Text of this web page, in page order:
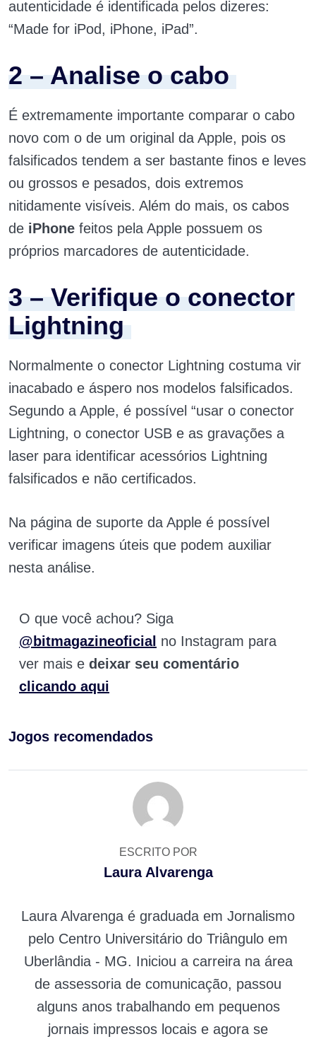
autenticidade é identificada pelos dizeres:
“Made for iPod, iPhone, iPad”.
2 – Analise o cabo
É extremamente importante comparar o cabo
novo com o de um original da Apple, pois os
falsificados tendem a ser bastante finos e leves
ou grossos e pesados, dois extremos
nitidamente visíveis. Além do mais, os cabos
de iPhone feitos pela Apple possuem os
próprios marcadores de autenticidade.
3 – Verifique o conector
Lightning
Normalmente o conector Lightning costuma vir
inacabado e áspero nos modelos falsificados.
Segundo a Apple, é possível “usar o conector
Lightning, o conector USB e as gravações a
laser para identificar acessórios Lightning
falsificados e não certificados.
Na página de suporte da Apple é possível
verificar imagens úteis que podem auxiliar
nesta análise.
O que você achou? Siga
@bitmagazineoficial no Instagram para
ver mais e deixar seu comentário
clicando aqui
Jogos recomendados
ESCRITO POR
Laura Alvarenga
Laura Alvarenga é graduada em Jornalismo
pelo Centro Universitário do Triângulo em
Uberlândia - MG. Iniciou a carreira na área
de assessoria de comunicação, passou
alguns anos trabalhando em pequenos
jornais impressos locais e agora se